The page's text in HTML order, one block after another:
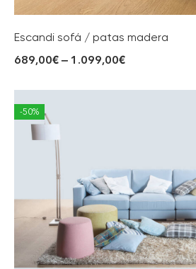
Escandi sofá / patas madera
689,00€– 1.099,00€
-50%